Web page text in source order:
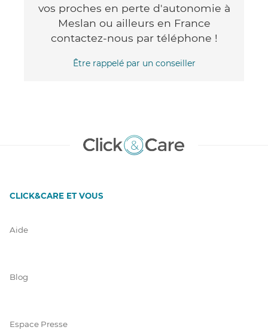
vos proches en perte d'autonomie à
Meslan ou ailleurs en France
contactez-nous par téléphone !
Être rappelé par un conseiller
CLICK&CARE ET VOUS
Aide
Blog
Espace Presse